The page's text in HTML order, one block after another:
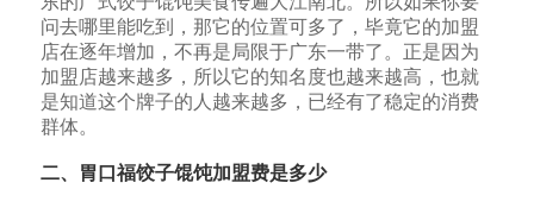
问去哪里能吃到，那它的位置可多了，毕竟它的加盟
店在逐年增加，不再是局限于广东一带了。正是因为
加盟店越来越多，所以它的知名度也越来越高，也就
是知道这个牌子的人越来越多，已经有了稳定的消费
群体。
二、胃口福饺子馄饨加盟费是多少